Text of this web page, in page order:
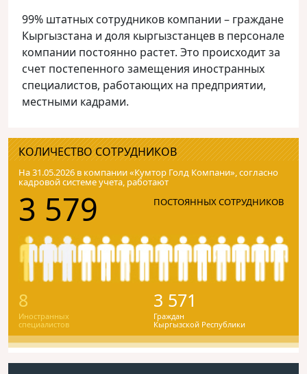
99% штатных сотрудников компании – граждане
Кыргызстана и доля кыргызстанцев в персонале
компании постоянно растет. Это происходит за
счет постепенного замещения иностранных
специалистов, работающих на предприятии,
местными кадрами.
КОЛИЧЕСТВО СОТРУДНИКОВ
На 31.05.2026 в компании «Кумтор Голд Компани», согласно
кадровой системе учета, работают
3 579 ПОСТОЯННЫХ СОТРУДНИКОВ
8
Иностранных
специалистов
3 571
Граждан
Кыргызской Республики